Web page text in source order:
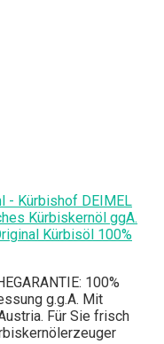
- Kürbishof DEIMEL
Kürbiskernöl ggA.
Kürbisöl 100%
100%
g.g.A. Mit
Für Sie frisch